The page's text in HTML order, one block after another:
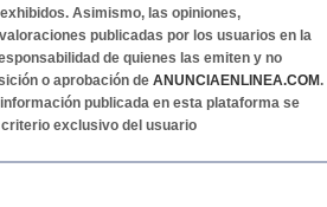
Asimismo, las opiniones,
publicadas por los usuarios en la
de quienes las emiten y no
o aprobación de ANUNCIAENLINEA.COM.
publicada en esta plataforma se
exclusivo del usuario